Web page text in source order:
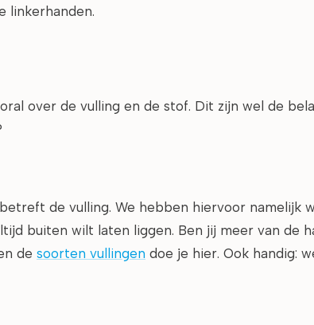
linkerhanden.
over de vulling en de stof. Dit zijn wel de
de vulling. We hebben hiervoor namelijk
buiten wilt laten liggen. Ben jij meer van de
de soorten vullingen doe je hier. Ook handig: